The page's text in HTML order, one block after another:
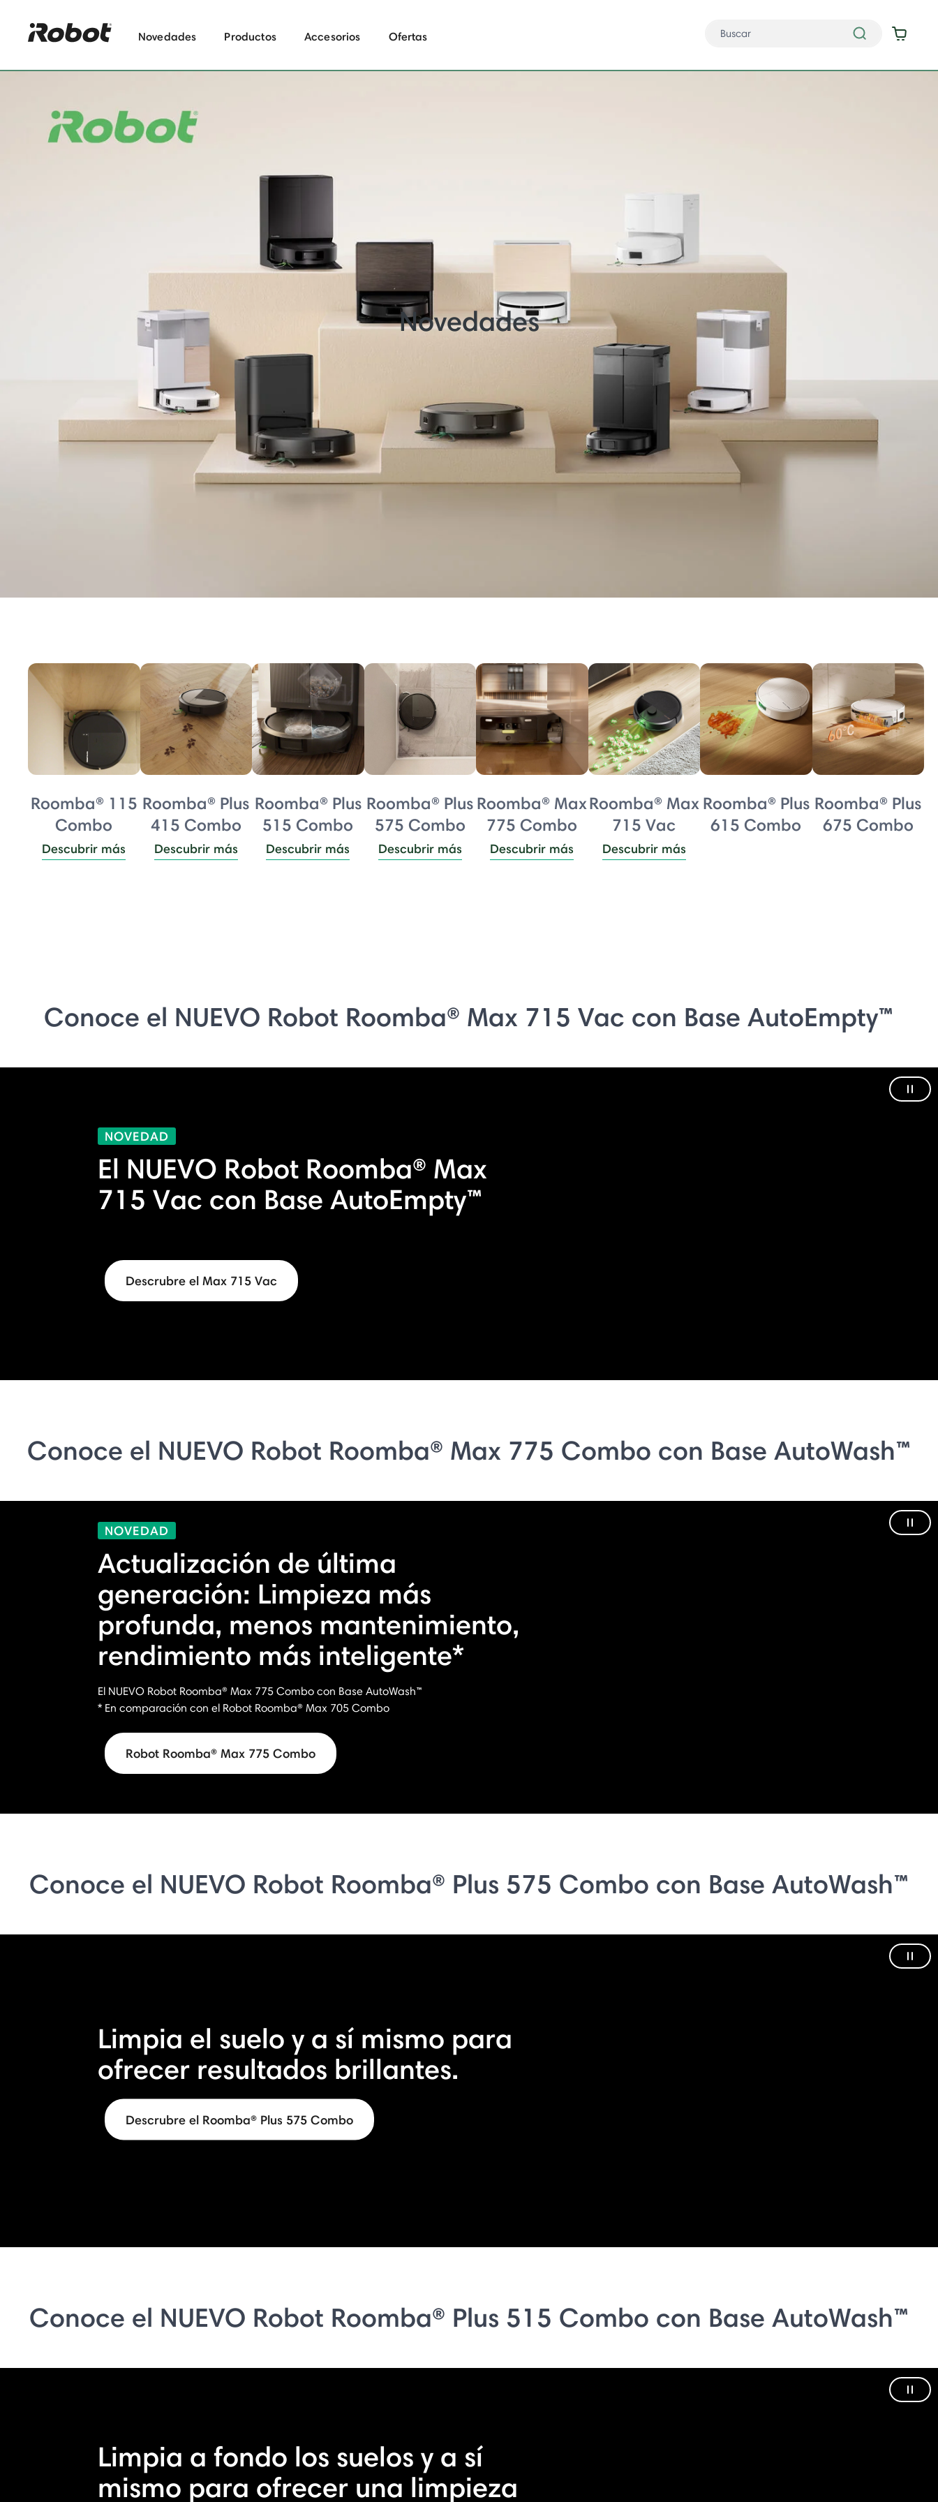
Novedades Productos Accesorios Ofertas
Novedades
Roomba® 115
Combo
Descubrir más
Roomba® Plus
415 Combo
Descubrir más
Roomba® Plus
515 Combo
Descubrir más
Roomba® Plus
575 Combo
Descubrir más
Roomba® Max
775 Combo
Descubrir más
Roomba® Max
715 Vac
Descubrir más
Roomba® Plus
615 Combo
Roomba® Plus
675 Combo
Conoce el NUEVO Robot Roomba® Max 715 Vac con Base AutoEmpty™
NOVEDAD
El NUEVO Robot Roomba® Max
715 Vac con Base AutoEmpty™
Descrubre el Max 715 Vac
Conoce el NUEVO Robot Roomba® Max 775 Combo con Base AutoWash™
NOVEDAD
Actualización de última
generación: Limpieza más
profunda, menos mantenimiento,
rendimiento más inteligente*
El NUEVO Robot Roomba® Max 775 Combo con Base AutoWash™
* En comparación con el Robot Roomba® Max 705 Combo
Robot Roomba® Max 775 Combo
Conoce el NUEVO Robot Roomba® Plus 575 Combo con Base AutoWash™
Limpia el suelo y a sí mismo para
ofrecer resultados brillantes.
Descrubre el Roomba® Plus 575 Combo
Conoce el NUEVO Robot Roomba® Plus 515 Combo con Base AutoWash™
Limpia a fondo los suelos y a sí
mismo para ofrecer una limpieza